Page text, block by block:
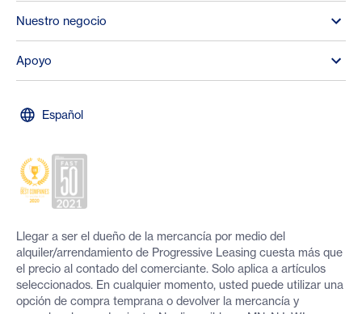
Nuestro negocio
Apoyo
Español
Llegar a ser el dueño de la mercancía por medio del
alquiler/arrendamiento de Progressive Leasing cuesta más que
el precio al contado del comerciante. Solo aplica a artículos
seleccionados. En cualquier momento, usted puede utilizar una
opción de compra temprana o devolver la mercancía y